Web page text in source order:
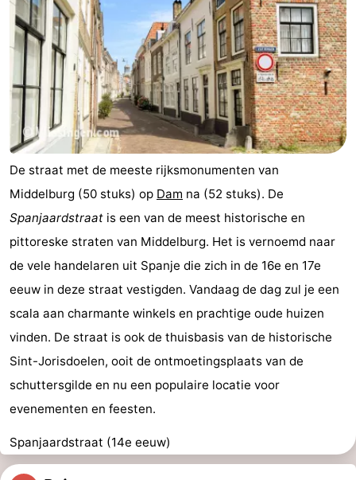
De straat met de meeste rijksmonumenten van
Middelburg (50 stuks) op Dam na (52 stuks). De
Spanjaardstraat is een van de meest historische en
pittoreske straten van Middelburg. Het is vernoemd naar
de vele handelaren uit Spanje die zich in de 16e en 17e
eeuw in deze straat vestigden. Vandaag de dag zul je een
scala aan charmante winkels en prachtige oude huizen
vinden. De straat is ook de thuisbasis van de historische
Sint-Jorisdoelen, ooit de ontmoetingsplaats van de
schuttersgilde en nu een populaire locatie voor
evenementen en feesten.
Spanjaardstraat (14e eeuw)